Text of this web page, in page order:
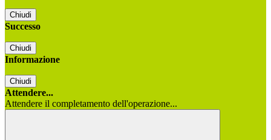
Chiudi
Successo
Chiudi
Informazione
Chiudi
Attendere...
Attendere il completamento dell'operazione...